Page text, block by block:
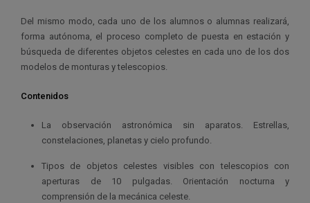
Del mismo modo, cada uno de los alumnos o alumnas realizará,
forma autónoma, el proceso completo de puesta en estación y
búsqueda de diferentes objetos celestes en cada uno de los dos
modelos de monturas y telescopios.
Contenidos
La observación astronómica sin aparatos. Estrellas,
constelaciones, planetas y cielo profundo.
Tipos de objetos celestes visibles con telescopios con
aperturas de 10 pulgadas. Orientación nocturna y
comprensión de la mecánica celeste.